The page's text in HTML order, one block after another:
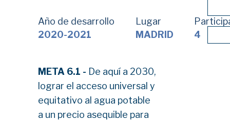
Año de desarrollo
2020-2021
Lugar
MADRID
4
META 6.1 - De aquí a 2030,
lograr el acceso universal y
equitativo al agua potable
a un precio asequible para